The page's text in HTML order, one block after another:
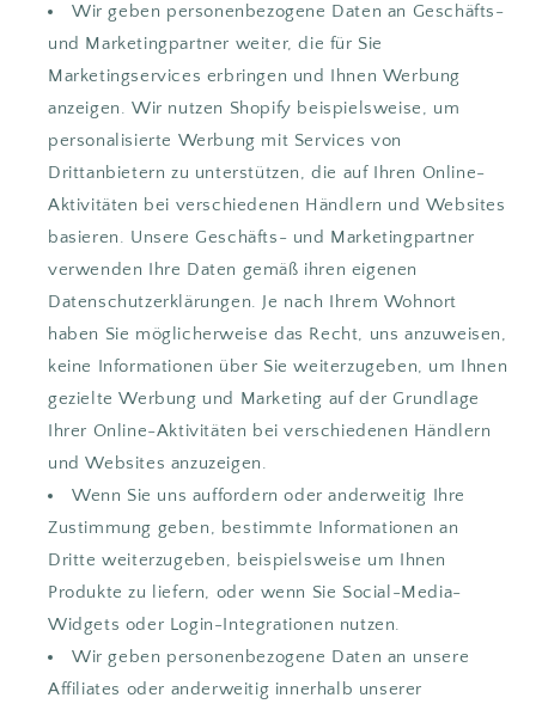
Wir geben personenbezogene Daten an Geschäfts-
und Marketingpartner weiter, die für Sie
Marketingservices erbringen und Ihnen Werbung
anzeigen. Wir nutzen Shopify beispielsweise, um
personalisierte Werbung mit Services von
Drittanbietern zu unterstützen, die auf Ihren Online-
Aktivitäten bei verschiedenen Händlern und Websites
basieren. Unsere Geschäfts- und Marketingpartner
verwenden Ihre Daten gemäß ihren eigenen
Datenschutzerklärungen. Je nach Ihrem Wohnort
haben Sie möglicherweise das Recht, uns anzuweisen,
keine Informationen über Sie weiterzugeben, um Ihnen
gezielte Werbung und Marketing auf der Grundlage
Ihrer Online-Aktivitäten bei verschiedenen Händlern
und Websites anzuzeigen.
Wenn Sie uns auffordern oder anderweitig Ihre
Zustimmung geben, bestimmte Informationen an
Dritte weiterzugeben, beispielsweise um Ihnen
Produkte zu liefern, oder wenn Sie Social-Media-
Widgets oder Login-Integrationen nutzen.
Wir geben personenbezogene Daten an unsere
Affiliates oder anderweitig innerhalb unserer